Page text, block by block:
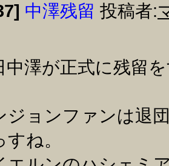
中澤残留 投稿者:
中澤が正式に残留
ジョンファンは退
すね。